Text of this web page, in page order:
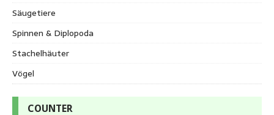
Säugetiere
Spinnen & Diplopoda
Stachelhäuter
Vögel
COUNTER